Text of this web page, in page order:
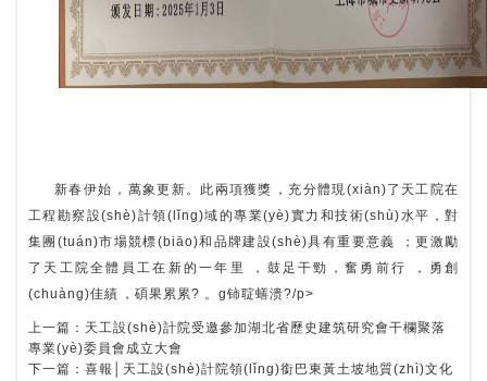
新春伊始，萬象更新。此兩項獲獎，充分體現(xiàn)了天工院在
工程勘察設(shè)計領(lǐng)域的專業(yè)實力和技術(shù)水平，對
集團(tuán)市場競標(biāo)和品牌建設(shè)具有重要意義；更激勵
了天工院全體員工在新的一年里，鼓足干勁，奮勇前行，勇創
(chuàng)佳績，碩果累累?。ɡ铈聢蟮溃?/p>
上一篇： 天工設(shè)計院受邀參加湖北省歷史建筑研究會干欄聚落
專業(yè)委員會成立大會
下一篇： 喜報│天工設(shè)計院領(lǐng)銜巴東黃土坡地質(zhì)文化